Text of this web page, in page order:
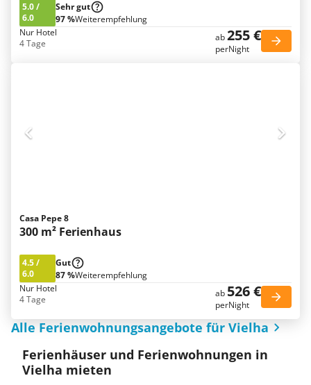
5.0/
6.0
Sehr gut
97 %Weiterempfehlung
Nur Hotel
4 Tage
ab255 €
perNight
Casa Pepe 8
300 m² Ferienhaus
4.5/
6.0
Gut
87 %Weiterempfehlung
Nur Hotel
4 Tage
ab 526 €
perNight
Alle Ferienwohnungsangebote für Vielha
Ferienhäuser und Ferienwohnungen in
Vielha mieten